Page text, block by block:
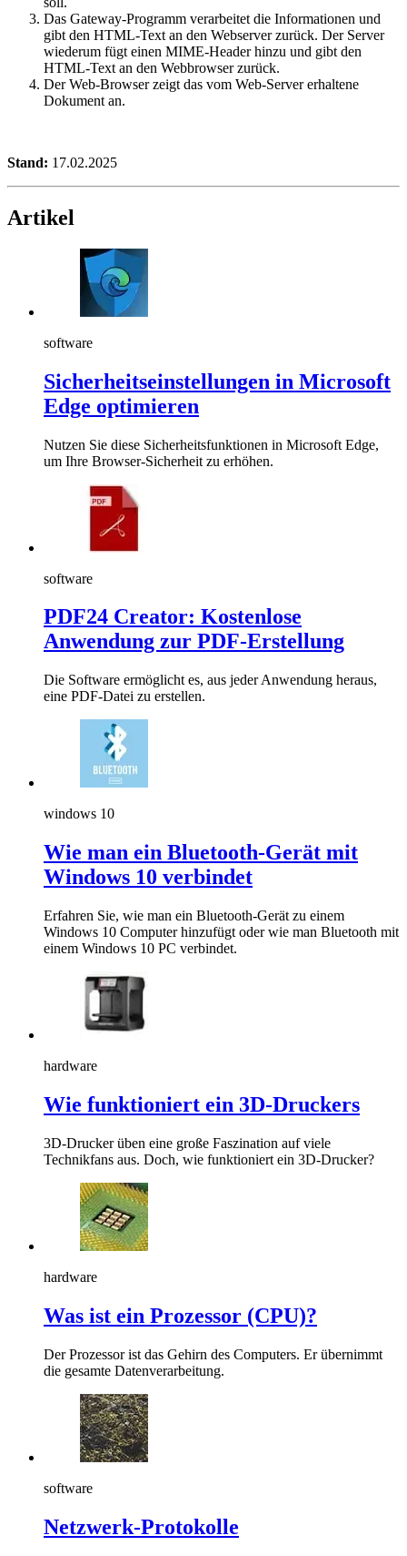
Das Gateway-Programm verarbeitet die Informationen und
gibt den HTML-Text an den Webserver zurück. Der Server
wiederum fügt einen MIME-Header hinzu und gibt den
HTML-Text an den Webbrowser zurück.
Der Web-Browser zeigt das vom Web-Server erhaltene
Dokument an.
Stand: 17.02.2025
Artikel
software
Sicherheitseinstellungen in Microsoft
Edge optimieren
Nutzen Sie diese Sicherheitsfunktionen in Microsoft Edge,
um Ihre Browser-Sicherheit zu erhöhen.
software
PDF24 Creator: Kostenlose
Anwendung zur PDF-Erstellung
Die Software ermöglicht es, aus jeder Anwendung heraus,
eine PDF-Datei zu erstellen.
windows 10
Wie man ein Bluetooth-Gerät mit
Windows 10 verbindet
Erfahren Sie, wie man ein Bluetooth-Gerät zu einem
Windows 10 Computer hinzufügt oder wie man Bluetooth mit
einem Windows 10 PC verbindet.
hardware
Wie funktioniert ein 3D-Druckers
3D-Drucker üben eine große Faszination auf viele
Technikfans aus. Doch, wie funktioniert ein 3D-Drucker?
hardware
Was ist ein Prozessor (CPU)?
Der Prozessor ist das Gehirn des Computers. Er übernimmt
die gesamte Datenverarbeitung.
software
Netzwerk-Protokolle